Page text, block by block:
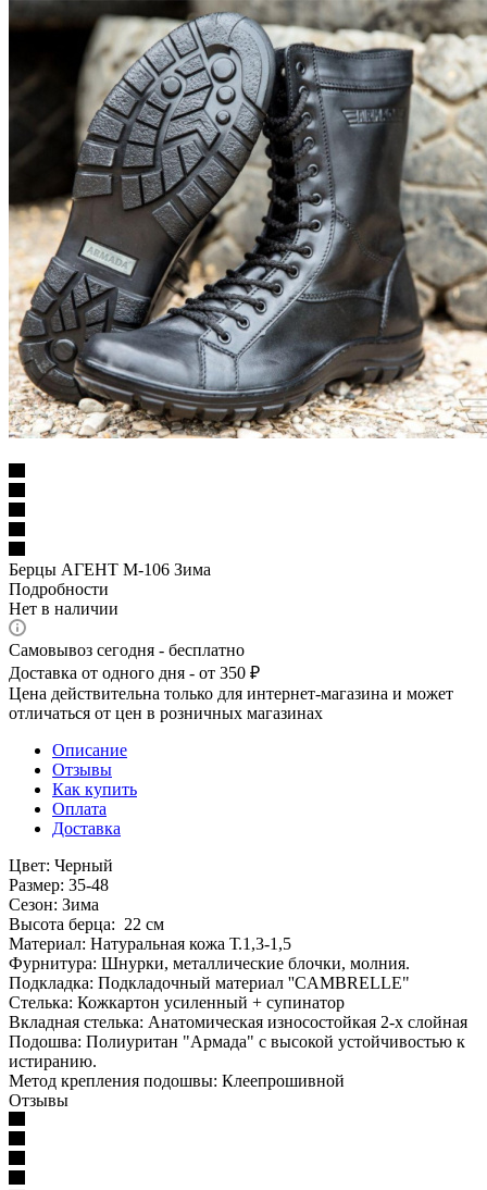
Берцы АГЕНТ М-106 Зима
Подробности
Нет в наличии
Самовывоз сегодня - бесплатно
Доставка от одного дня - от 350 ₽
Цена действительна только для интернет-магазина и может
отличаться от цен в розничных магазинах
Описание
Отзывы
Как купить
Оплата
Доставка
Цвет: Черный
Размер: 35-48
Сезон: Зима
Высота берца: 22 см
Материал: Натуральная кожа Т.1,3-1,5
Фурнитура: Шнурки, металлические блочки, молния.
Подкладка: Подкладочный материал ''CAMBRELLE"
Стелька: Кожкартон усиленный + супинатор
Вкладная стелька: Анатомическая износостойкая 2-х слойная
Подошва: Полиуритан "Армада" с высокой устойчивостью к
истиранию.
Метод крепления подошвы: Клеепрошивной
Отзывы